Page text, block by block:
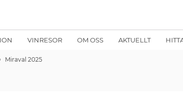
VINRESOR OM OSS AKTUELLT
Miraval 2025